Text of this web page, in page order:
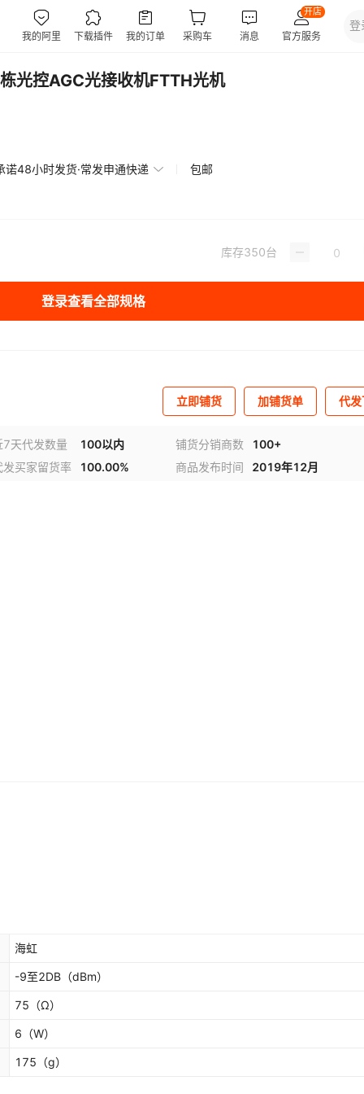
光控AGC光接收机FTTH光机
诺48小时发货·常发申通快递 包邮
库存350台
登录查看全部规格
立即铺货 加铺货单 代
7天代发数量 100以内 铺货分销商数
100+
发买家留货率
100.00% 商品发布时间 2019年12月
海虹
-9至2DB （dBm）
75 （Ω）
6 （W）
175 （g）